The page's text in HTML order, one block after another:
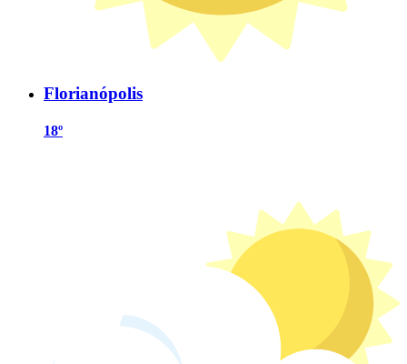
Florianópolis
18º